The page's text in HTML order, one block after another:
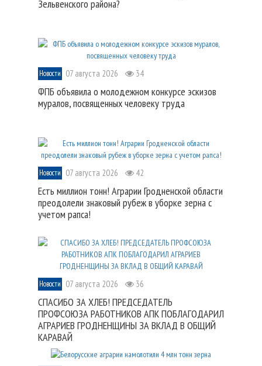
Зельвенского района?
Новости 07 августа 2026 34
ФПБ объявила о молодежном конкурсе эскизов
муралов, посвященных человеку труда
Новости 07 августа 2026 42
Есть миллион тонн! Аграрии Гродненской области
преодолели знаковый рубеж в уборке зерна с
учетом рапса!
Новости 07 августа 2026 36
СПАСИБО ЗА ХЛЕБ! ПРЕДСЕДАТЕЛЬ
ПРОФСОЮЗА РАБОТНИКОВ АПК ПОБЛАГОДАРИЛ
АГРАРИЕВ ГРОДНЕНЩИНЫ ЗА ВКЛАД В ОБЩИЙ
КАРАВАЙ